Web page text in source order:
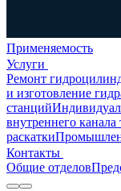
Применяемость
Услуги
Ремонт
и изготовление
станций
внутреннего
раскатки
Контакты
Общие отделов